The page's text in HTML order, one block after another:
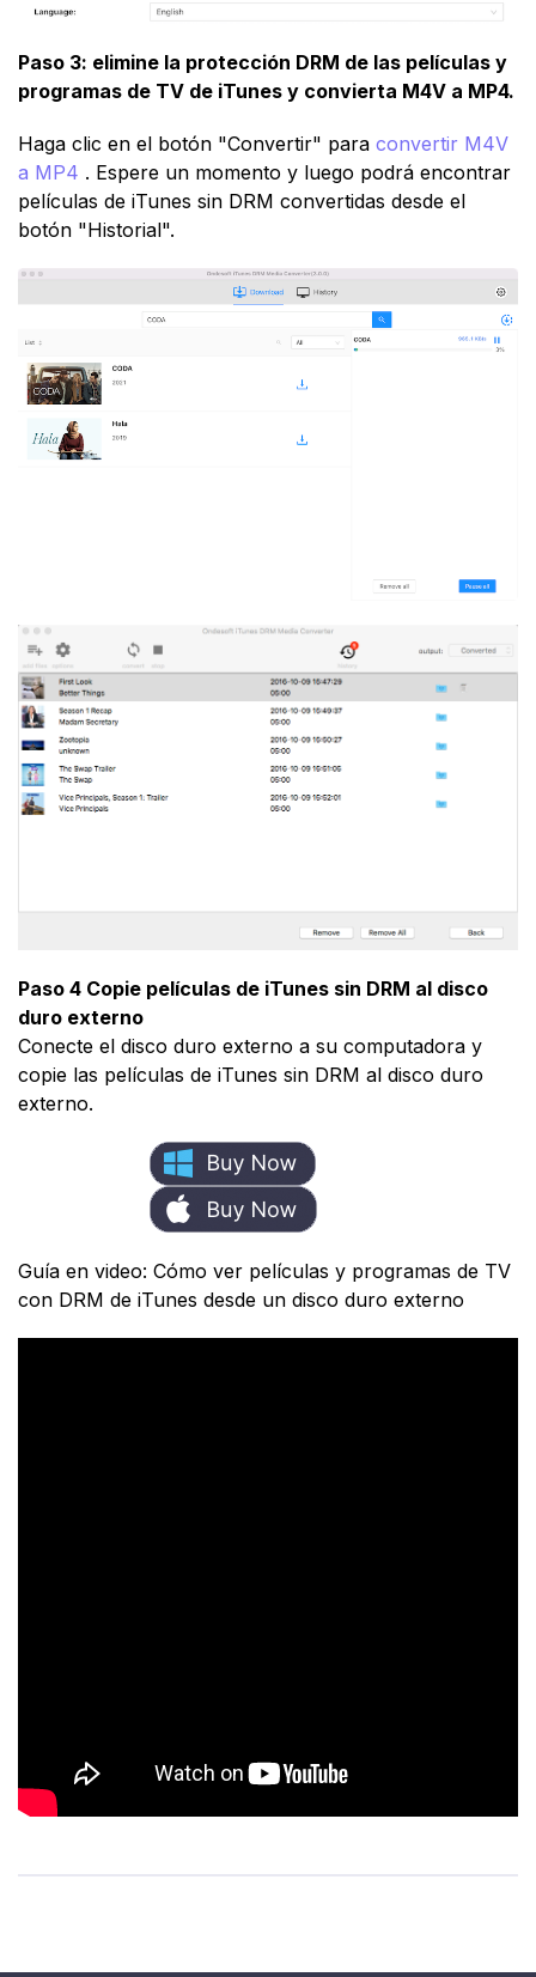
Paso 3: elimine la protección DRM de las películas y
programas de TV de iTunes y convierta M4V a MP4.
Haga clic en el botón "Convertir" para convertir M4V
a MP4 . Espere un momento y luego podrá encontrar
películas de iTunes sin DRM convertidas desde el
botón "Historial".
Paso 4 Copie películas de iTunes sin DRM al disco
duro externo
Conecte el disco duro externo a su computadora y
copie las películas de iTunes sin DRM al disco duro
externo.
Guía en video: Cómo ver películas y programas de TV
con DRM de iTunes desde un disco duro externo